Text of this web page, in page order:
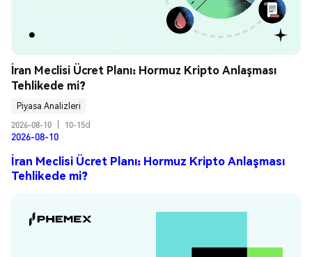
İran Meclisi Ücret Planı: Hormuz Kripto Anlaşması
Tehlikede mi?
Piyasa Analizleri
2026-08-10
10-15d
2026-08-10
İran Meclisi Ücret Planı: Hormuz Kripto Anlaşması
Tehlikede mi?